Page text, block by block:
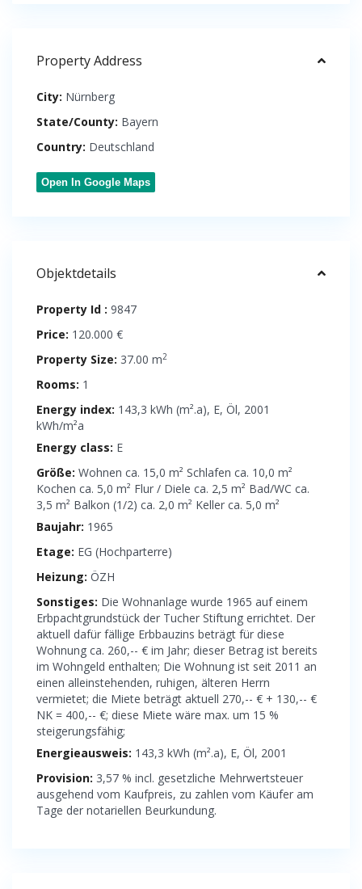
Property Address
City: Nürnberg
State/County: Bayern
Country: Deutschland
Open In Google Maps
Objektdetails
Property Id : 9847
Price: 120.000 €
Property Size: 37.00 m2
Rooms: 1
Energy index: 143,3 kWh (m².a), E, Öl, 2001
kWh/m²a
Energy class: E
Größe: Wohnen ca. 15,0 m² Schlafen ca. 10,0 m²
Kochen ca. 5,0 m² Flur / Diele ca. 2,5 m² Bad/WC ca.
3,5 m² Balkon (1/2) ca. 2,0 m² Keller ca. 5,0 m²
Baujahr: 1965
Etage: EG (Hochparterre)
Heizung: ÖZH
Sonstiges: Die Wohnanlage wurde 1965 auf einem
Erbpachtgrundstück der Tucher Stiftung errichtet. Der
aktuell dafür fällige Erbbauzins beträgt für diese
Wohnung ca. 260,-- € im Jahr; dieser Betrag ist bereits
im Wohngeld enthalten; Die Wohnung ist seit 2011 an
einen alleinstehenden, ruhigen, älteren Herrn
vermietet; die Miete beträgt aktuell 270,-- € + 130,-- €
NK = 400,-- €; diese Miete wäre max. um 15 %
steigerungsfähig;
Energieausweis: 143,3 kWh (m².a), E, Öl, 2001
Provision: 3,57 % incl. gesetzliche Mehrwertsteuer
ausgehend vom Kaufpreis, zu zahlen vom Käufer am
Tage der notariellen Beurkundung.